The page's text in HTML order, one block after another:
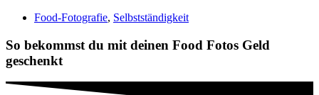
Food-Fotografie, Selbstständigkeit
So bekommst du mit deinen Food Fotos Geld
geschenkt